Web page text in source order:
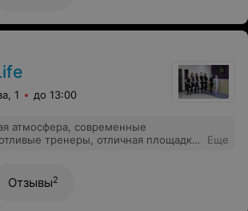
1 до 13:00
атмосфера, современные
тренеры, отличная площадка
занятия. Очень
всем девушкам,
своей фигурой и хотят провести
своего здоровья!
Еще
Отзывы2